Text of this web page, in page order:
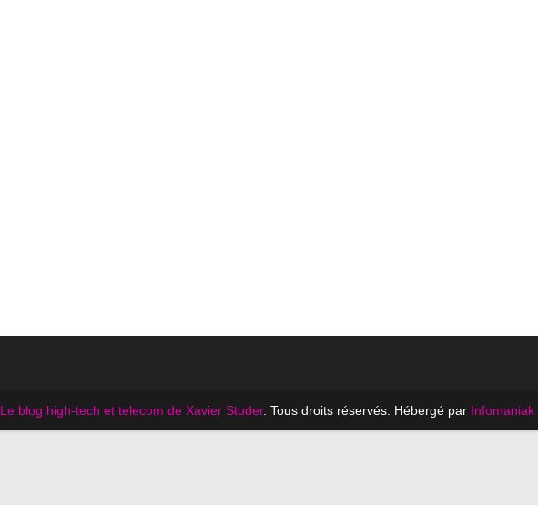
Le blog high-tech et telecom de Xavier Studer. Tous droits réservés. Hébergé par Infomaniak